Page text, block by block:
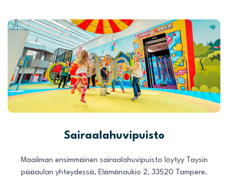
Sairaalahuvipuisto
Maailman ensimmäinen sairaalahuvipuisto löytyy Taysin
pääaulan yhteydessä, Elämänaukio 2, 33520 Tampere.